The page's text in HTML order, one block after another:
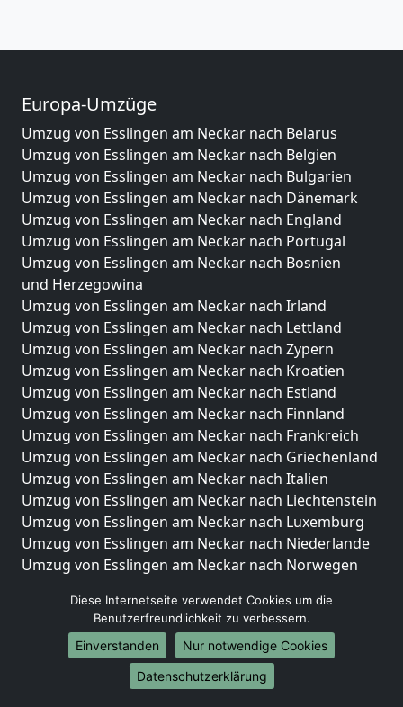
Europa-Umzüge
Umzug von Esslingen am Neckar nach Belarus
Umzug von Esslingen am Neckar nach Belgien
Umzug von Esslingen am Neckar nach Bulgarien
Umzug von Esslingen am Neckar nach Dänemark
Umzug von Esslingen am Neckar nach England
Umzug von Esslingen am Neckar nach Portugal
Umzug von Esslingen am Neckar nach Bosnien
und Herzegowina
Umzug von Esslingen am Neckar nach Irland
Umzug von Esslingen am Neckar nach Lettland
Umzug von Esslingen am Neckar nach Zypern
Umzug von Esslingen am Neckar nach Kroatien
Umzug von Esslingen am Neckar nach Estland
Umzug von Esslingen am Neckar nach Finnland
Umzug von Esslingen am Neckar nach Frankreich
Umzug von Esslingen am Neckar nach Griechenland
Umzug von Esslingen am Neckar nach Italien
Umzug von Esslingen am Neckar nach Liechtenstein
Umzug von Esslingen am Neckar nach Luxemburg
Umzug von Esslingen am Neckar nach Niederlande
Umzug von Esslingen am Neckar nach Norwegen
Umzüge-Deutschlandweit
Umzug von Esslingen am Neckar nach Berlin
Umzug von Esslingen am Neckar nach Hamburg
Umzug von Esslingen am Neckar nach München
Umzug von Esslingen am Neckar nach Köln
Diese Internetseite verwendet Cookies um die
Benutzerfreundlichkeit zu verbessern.
Einverstanden
Nur notwendige Cookies
Datenschutzerklärung